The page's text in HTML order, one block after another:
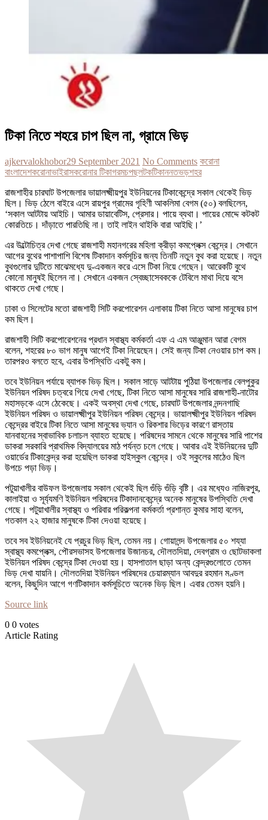
টিকা নিতে শহরে চাপ ছিল না, গ্রামে ভিড়
ajkervalokhobor29 September 2021 No Comments করোনা
বাংলাদেশকরোনাভাইরাসকরোনার টিকাগরমচপছলটকটিকাননতভড়শহর
রাজশাহীর চারঘাট উপজেলার ভায়ালক্ষ্মীয়পুর ইউনিয়নের টিকাকেন্দ্রে সকাল থেকেই ভিড়
ছিল। ভিড় ঠেলে বাইরে এসে রায়পুর গ্রামের গৃহিণী আকলিমা বেগম (৫০) বলছিলেন,
‘সকাল আটটায় আইচি। আমার ডায়াবেটিস, প্রেসার। পায়ে ব্যথা। পায়ের মোদ্দে কটকট
কোরতিচে। দাঁড়াতে পারতিছি না। তাই লাইন থাইকি বারা আইছি।’
এর উল্টোচিত্র দেখা গেছে রাজশাহী মহানগরের মহিলা ক্রীড়া কমপ্লেক্স কেন্দ্রে। সেখানে
আগের বুথের পাশাপাশি বিশেষ টিকাদান কর্মসূচির জন্য তিনটি নতুন বুথ করা হয়েছে। নতুন
বুথগুলোর দুটিতে মাঝেমধ্যে দু-একজন করে এসে টিকা নিয়ে গেছেন। আরেকটি বুথে
কোনো মানুষই ছিলেন না। সেখানে একজন স্বেচ্ছাসেবককে টেবিলে মাথা দিয়ে বসে
থাকতে দেখা গেছে।
ঢাকা ও সিলেটের মতো রাজশাহী সিটি করপোরেশন এলাকায় টিকা নিতে আসা মানুষের চাপ
কম ছিল।
রাজশাহী সিটি করপোরেশনের প্রধান স্বাস্থ্য কর্মকর্তা এফ এ এম আঞ্জুমান আরা বেগম
বলেন, শহরের ৮০ ভাগ মানুষ আগেই টিকা নিয়েছেন। সেই জন্য টিকা নেওয়ার চাপ কম।
তারপরও বলতে হবে, এবার উপস্থিতি একটু কম।
তবে ইউনিয়ন পর্যায়ে ব্যাপক ভিড় ছিল। সকাল সাড়ে আটটায় পুঠিয়া উপজেলার বেলপুকুর
ইউনিয়ন পরিষদ চত্বরে গিয়ে দেখা গেছে, টিকা নিতে আসা মানুষের সারি রাজশাহী-নাটোর
মহাসড়কে এসে ঠেকেছে। একই অবস্থা দেখা গেছে, চারঘাট উপজেলার নন্দনগাছি
ইউনিয়ন পরিষদ ও ভায়ালক্ষ্মীপুর ইউনিয়ন পরিষদ কেন্দ্রে। ভায়ালক্ষ্মীপুর ইউনিয়ন পরিষদ
কেন্দ্রের বাইরে টিকা নিতে আসা মানুষের ভ্যান ও রিকশার ভিড়ের কারণে রাস্তায়
যানবাহনের স্বাভাবিক চলাচল ব্যাহত হয়েছে। পরিষদের সামনে থেকে মানুষের সারি পাশের
ডাকরা সরকারি প্রাথমিক বিদ্যালয়ের মাঠ পর্যন্ত চলে গেছে। আবার এই ইউনিয়নের দুটি
ওয়ার্ডের টিকাকেন্দ্র করা হয়েছিল ডাকরা হাইস্কুল কেন্দ্রে। ওই স্কুলের মাঠেও ছিল
উপচে পড়া ভিড়।
পটুয়াখালীর বাউফল উপজেলায় সকাল থেকেই ছিল গুঁড়ি গুঁড়ি বৃষ্টি। এর মধ্যেও নাজিরপুর,
কালাইয়া ও সূর্য্যমণি ইউনিয়ন পরিষদের টিকাদানকেন্দ্রে অনেক মানুষের উপস্থিতি দেখা
গেছে। পটুয়াখালীর স্বাস্থ্য ও পরিবার পরিকল্পনা কর্মকর্তা প্রশান্ত কুমার সাহা বলেন,
গতকাল ২২ হাজার মানুষকে টিকা দেওয়া হয়েছে।
তবে সব ইউনিয়নেই যে প্রচুর ভিড় ছিল, তেমন নয়। গোয়ালন্দ উপজেলার ৫০ শয্যা
স্বাস্থ্য কমপ্লেক্স, পৌরসভাসহ উপজেলার উজানচর, দৌলতদিয়া, দেবগ্রাম ও ছোটভাকলা
ইউনিয়ন পরিষদ কেন্দ্রে টিকা দেওয়া হয়। হাসপাতাল ছাড়া অন্য কেন্দ্রগুলোতে তেমন
ভিড় দেখা যায়নি। দৌলতদিয়া ইউনিয়ন পরিষদের চেয়ারম্যান আবদুর রহমান মণ্ডল
বলেন, কিছুদিন আগে গণটিকাদান কর্মসূচিতে অনেক ভিড় ছিল। এবার তেমন হয়নি।
Source link
0 0 votes
Article Rating